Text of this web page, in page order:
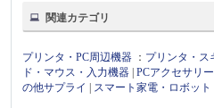
関連カテゴリ
プリンタ・PC周辺機器 ： プリンタ・ス
ド・マウス・入力機器 |PCアクセサリー
の他サプライ
スマート家電・ロボット